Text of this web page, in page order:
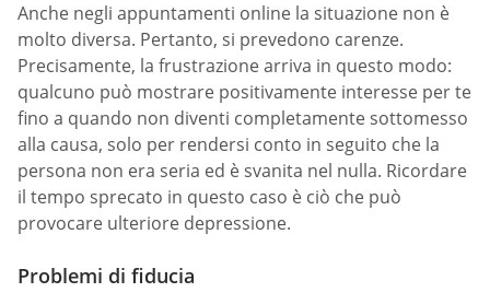
Anche negli appuntamenti online la situazione non è
molto diversa. Pertanto, si prevedono carenze.
Precisamente, la frustrazione arriva in questo modo:
qualcuno può mostrare positivamente interesse per te
fino a quando non diventi completamente sottomesso
alla causa, solo per rendersi conto in seguito che la
persona non era seria ed è svanita nel nulla. Ricordare
il tempo sprecato in questo caso è ciò che può
provocare ulteriore depressione.
Problemi di fiducia